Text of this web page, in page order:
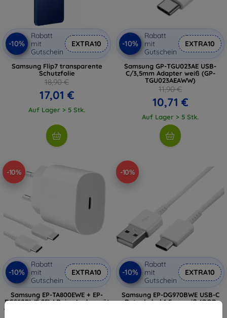
-10%
Rabatt
mit
Gutschein
EXTRA10
Samsung Flip7 transparente
Schutzfolie
18,90 €
17,01 €
Auf Lager > 5 Stk.
-10%
Rabatt
mit
Gutschein
EXTRA10
Samsung GP-TGU023AE USB-
C/3,5mm Adapter weiß (GP-
TGU023AEAWW)
11,90 €
10,71 €
Auf Lager > 5 Stk.
-10%
-10%
Rabatt
mit
Gutschein
EXTRA10
Samsung EP-TA800EWE + EP-
DG980BWE 25W Reise-Ladegerät
+ USB-C/USB-C Datenkabel Weiß
-10%
-10%
Rabatt
mit
Gutschein
EXTRA10
Samsung EP-DG970BWE USB-C
Datenkabel 1,5 m weiß (OOB